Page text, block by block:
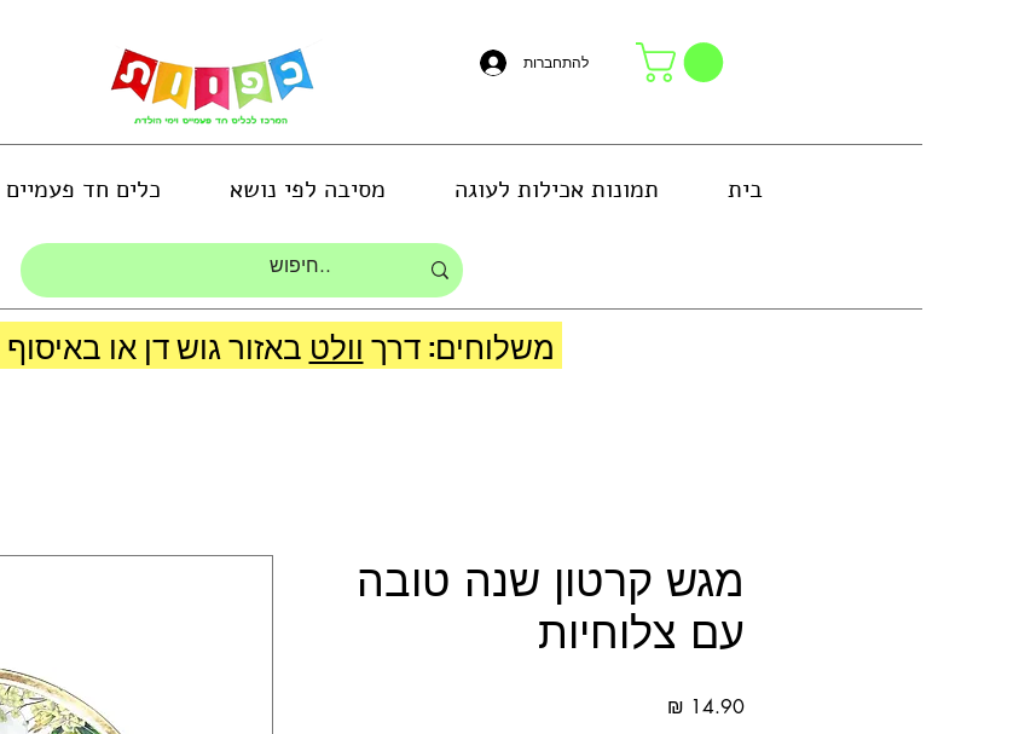
להתחברות
בית תמונות אכילות לעוגה מסיבה לפי נושא כלים חד פעמיים
משלוחים: דרך וולט
מגש קרטון שנה טובה
עם צלוחיות